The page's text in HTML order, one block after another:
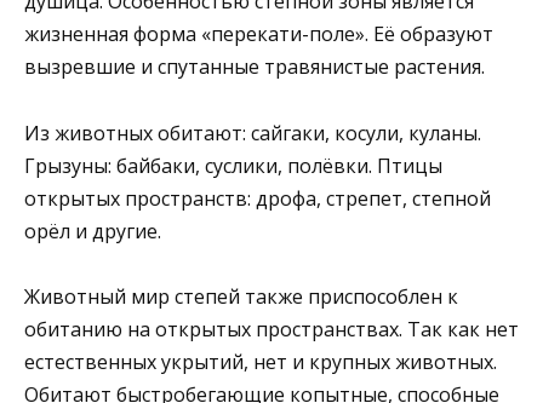
жизненная форма «перекати-поле». Её образуют
вызревшие и спутанные травянистые растения.
Из животных обитают: сайгаки, косули, куланы.
Грызуны: байбаки, суслики, полёвки. Птицы
открытых пространств: дрофа, стрепет, степной
орёл и другие.
Животный мир степей также приспособлен к
обитанию на открытых пространствах. Так как нет
естественных укрытий, нет и крупных животных.
Обитают быстробегающие копытные, способные